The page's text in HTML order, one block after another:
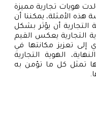
هويات تجارية مميزة
الأمثلة، يمكننا أن
التجارية أن يؤثر بشكل
التجارية يعكس القيم
إلى تعزيز مكانتها في
الهوية التجارية
تمثل كل ما تؤمن به